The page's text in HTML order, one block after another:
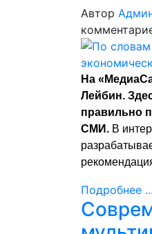
Автор
На
Лейбин.
правильно
СМИ. В
Подробнее ...